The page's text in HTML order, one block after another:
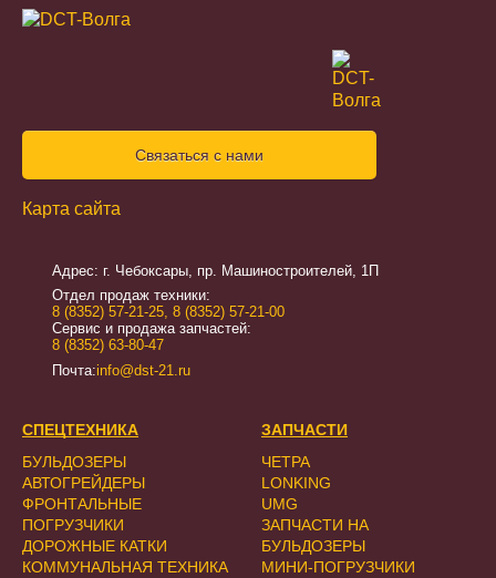
Связаться с нами
Карта сайта
Адрес: г. Чебоксары, пр. Машиностроителей, 1П
Отдел продаж техники:
8 (8352) 57-21-25, 8 (8352) 57-21-00
Сервис и продажа запчастей:
8 (8352) 63-80-47
Почта:info@dst-21.ru
СПЕЦТЕХНИКА
БУЛЬДОЗЕРЫ
АВТОГРЕЙДЕРЫ
ФРОНТАЛЬНЫЕ
ПОГРУЗЧИКИ
ДОРОЖНЫЕ КАТКИ
КОММУНАЛЬНАЯ ТЕХНИКА
ЗАПЧАСТИ
ЧЕТРА
LONKING
UMG
ЗАПЧАСТИ НА
БУЛЬДОЗЕРЫ
МИНИ-ПОГРУЗЧИКИ